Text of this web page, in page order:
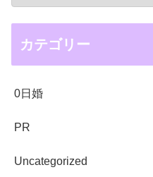
カテゴリー
0日婚
PR
Uncategorized